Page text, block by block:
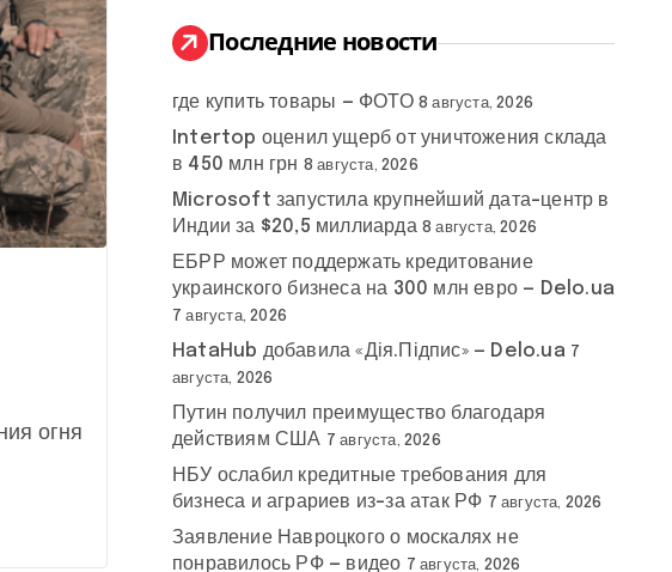
:
Последние новости
где купить товары — ФОТО 8 августа, 2026
Intertop оценил ущерб от уничтожения склада
в 450 млн грн 8 августа, 2026
Microsoft запустила крупнейший дата-центр в
Индии за $20,5 миллиарда 8 августа, 2026
ЕБРР может поддержать кредитование
украинского бизнеса на 300 млн евро — Delo.ua
7 августа, 2026
HataHub добавила «Дія.Підпис» — Delo.ua 7
августа, 2026
Путин получил преимущество благодаря
действиям США 7 августа, 2026
НБУ ослабил кредитные требования для
бизнеса и аграриев из-за атак РФ 7 августа, 2026
Заявление Навроцкого о москалях не
понравилось РФ — видео 7 августа, 2026